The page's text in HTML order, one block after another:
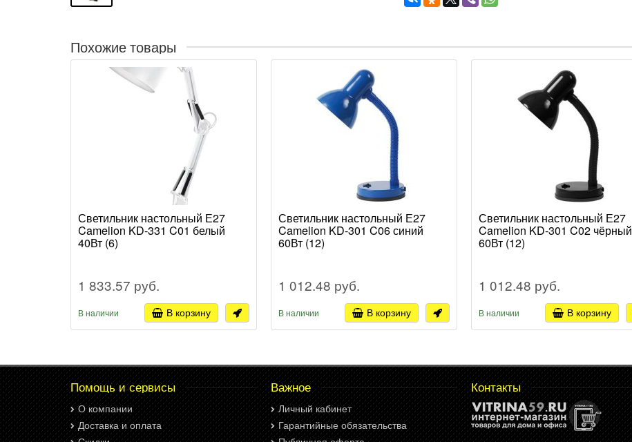
Похожие товары
Светильник настольный Е27
Camelion KD-331 C01 белый
40Вт (6)
1 833.57 руб.
В наличии В корзину
Светильник настольный Е27
Camelion KD-301 C06 синий
60Вт (12)
1 012.48 руб.
В наличии В корзину
Светильник настольный Е27
Camelion KD-301 C02 чёрный
60Вт (12)
1 012.48 руб.
В наличии В корзину
Помощь и сервисы
О компании
Доставка и оплата
Важное
Личный кабинет
Гарантийные обязательства
Контакты